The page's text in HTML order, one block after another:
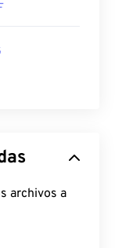
archivos a